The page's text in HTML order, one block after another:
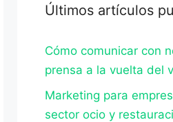
Últimos artículos
Cómo comunicar con
prensa a la vuelta del
Marketing para
sector ocio y